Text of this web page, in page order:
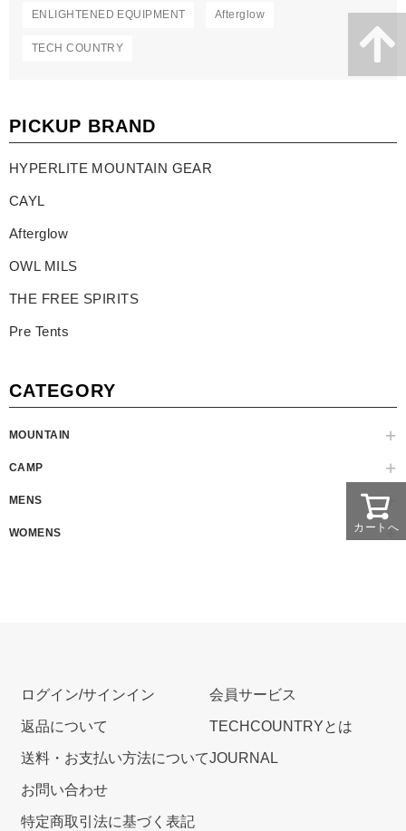
ENLIGHTENED EQUIPMENT Afterglow
TECH COUNTRY
PICKUP BRAND
HYPERLITE MOUNTAIN GEAR
CAYL
Afterglow
OWL MILS
THE FREE SPIRITS
Pre Tents
CATEGORY
MOUNTAIN
CAMP
MENS
WOMENS カートへ
ログイン/サインイン
返品について
送料・お支払い方法について
お問い合わせ
特定商取引法に基づく表記
会員サービス
TECHCOUNTRYとは
JOURNAL